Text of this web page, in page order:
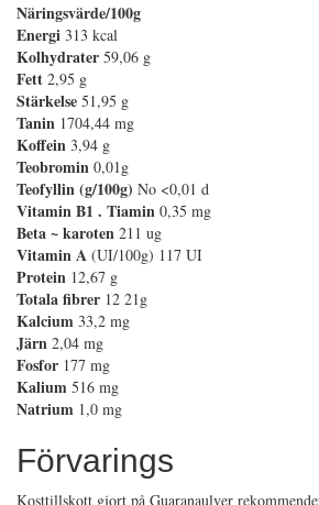
Näringsvärde/100g
Energi 313 kcal
Kolhydrater 59,06 g
Fett 2,95 g
Stärkelse 51,95 g
Tanin 1704,44 mg
Koffein 3,94 g
Teobromin 0,01g
Teofyllin (g/100g) No <0,01 d
Vitamin B1 . Tiamin 0,35 mg
Beta ~ karoten 211 ug
Vitamin A (UI/100g) 117 UI
Protein 12,67 g
Totala fibrer 12 21g
Kalcium 33,2 mg
Järn 2,04 mg
Fosfor 177 mg
Kalium 516 mg
Natrium 1,0 mg
Förvarings
Kosttillskott gjort på Guaranaulver